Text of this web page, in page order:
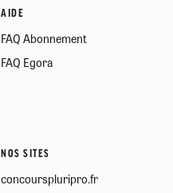
AIDE
FAQ Abonnement
FAQ Egora
NOS SITES
concourspluripro.fr